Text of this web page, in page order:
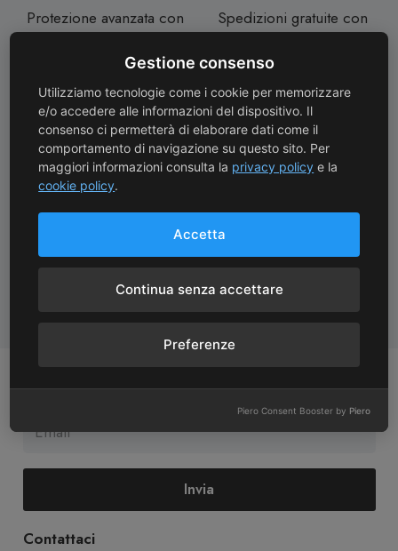
Protezione avanzata con
Spedizioni gratuite con
Consegne Rapide
Consegne in 24/72 ore
dal pagamento
Assistenza Clienti
Assistenza personale da
una Sommelier
Garanzia Prodotti
Prodotti garantiti come
da normative vigenti
Reso 14 Giorni
Reso entro 14 giorni
dall’acquisto
ISCRIVITI ALLA NEWSLETTER
Invia
Contattaci
Gestione consenso
Utilizziamo tecnologie come i cookie per memorizzare
e/o accedere alle informazioni del dispositivo. Il
consenso ci permetterà di elaborare dati come il
comportamento di navigazione su questo sito. Per
maggiori informazioni consulta la privacy policy e la
cookie policy.
Accetta
Continua senza accettare
Preferenze
Piero Consent Booster by Piero